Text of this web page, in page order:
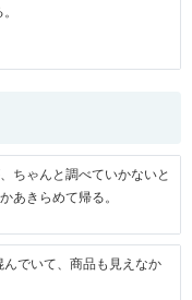
ちゃんと調べていかないと
あきらめて帰る。
でいて、商品も見えなか